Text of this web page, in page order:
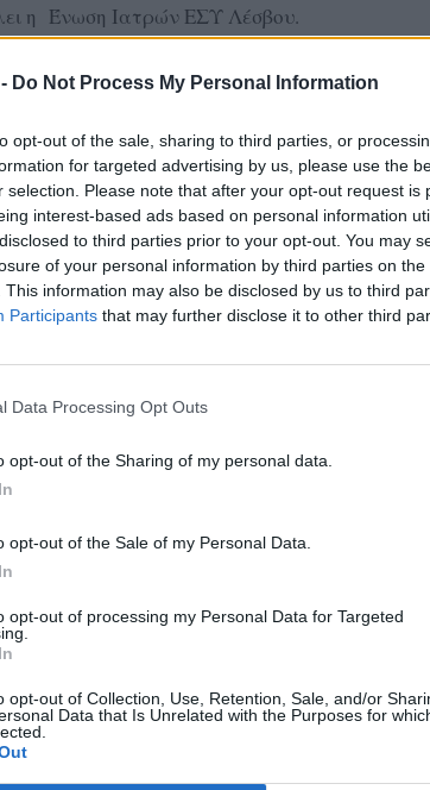
Do Not Process My Personal Information
opt-out of the sale, sharing to third parties, or
for targeted advertising by us, please use the
selection. Please note that after your opt-out request is
interest-based ads based on personal information
to third parties prior to your opt-out. You may
of your personal information by third parties on the
This information may also be disclosed by us to third
Participants that may further disclose it to other third
Data Processing Opt Outs
opt-out of the Sharing of my personal data.
opt-out of the Sale of my Personal Data.
opt-out of processing my Personal Data for Targeted
opt-out of Collection, Use, Retention, Sale, and/or
Data that Is Unrelated with the Purposes for
η Ένωση Ιατρών ΕΣΥ Λέσβου.
τους αποκλειστική Δημόσια Δωρεάν Υγεία
επιπέδου Υπηρεσίες.
ΔΙΑΦΗΜΙΣΗ
ίδιων των Υγειονομικών , άλλων φορέων
τις τεράστιες ελλείψεις , τόσο σε
μέσα.